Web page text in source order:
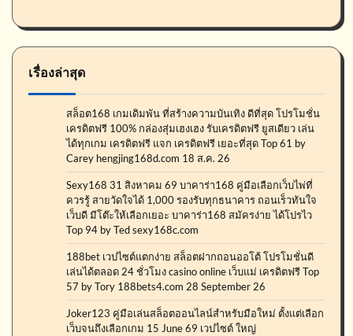
เรื่องล่าสุด
สล็อต168 เกมเดิมพัน ที่สร้างความบันเทิง ดีที่สุด โปรโมชั่น
เครดิตฟรี 100% กล่องสุ่มเฮงเฮง รับเครดิตฟรี ยูสเดียว เล่น
ได้ทุกเกม เครดิตฟรี แจก เครดิตฟรี เยอะที่สุด Top 61 by
Carey hengjing168d.com 18 ส.ค. 26
Sexy168 31 สิงหาคม 69 บาคาร่า168 คู่มือเลือกเว็บไพ่ที่
ควรรู้ สายวัดใจได้ 1,000 รองรับทุกธนาคาร ถอนเร็วทันใจ
เว็บดี มีโต๊ะให้เลือกเยอะ บาคาร่า168 สมัครง่าย ได้โปรไว
Top 94 by Ted sexy168c.com
188bet เวปไซต์แตกง่าย สล็อตฝากถอนออโต้ โปรโมชั่นดี
เล่นได้ตลอด 24 ชั่วโมง casino online เว็บแม่ เครดิตฟรี Top
57 by Tory 188bets4.com 28 September 26
Joker123 คู่มือเล่นสล็อตออนไลน์สำหรับมือใหม่ ตั้งแต่เลือก
เว็บจนถึงเลือกเกม 15 June 69 เวปไซต์ ใหญ่